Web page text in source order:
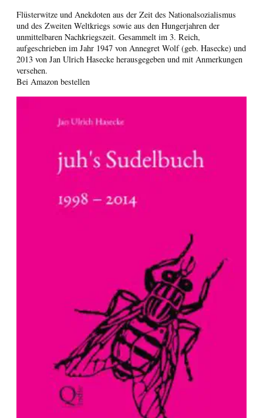
Flüsterwitze und Anekdoten aus der Zeit des Nationalsozialismus
und des Zweiten Weltkriegs sowie aus den Hungerjahren der
unmittelbaren Nachkriegszeit. Gesammelt im 3. Reich,
aufgeschrieben im Jahr 1947 von Annegret Wolf (geb. Hasecke) und
2013 von Jan Ulrich Hasecke herausgegeben und mit Anmerkungen
versehen.
Bei Amazon bestellen